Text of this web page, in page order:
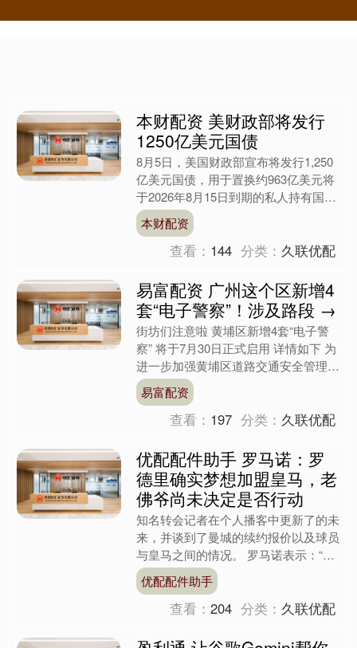
本财配资 美财政部将发行
1250亿美元国债
8月5日，美国财政部宣布将发行1,250
亿美元国债，用于置换约963亿美元将
于2026年8月15日到期的私人持有国库
券和债券。其表示，此次发行将从私人
投资者手中....
本财配资
查看： 144 分类： 久联优配
易富配资 广州这个区新增4
套“电子警察”！涉及路段 →
街坊们注意啦 黄埔区新增4套“电子警
察” 将于7月30日正式启用 详情如下 为
进一步加强黄埔区道路交通安全管理，
规范道路交通通行秩序，黄埔公安交管
部门启用4套“....
易富配资
查看： 197 分类： 久联优配
优配配件助手 罗马诺：罗
德里确实梦想加盟皇马，老
佛爷尚未决定是否行动
知名转会记者在个人播客中更新了的未
来，并谈到了曼城的续约报价以及球员
与皇马之间的情况。 罗马诺表示：“接
下来，我再向大家更新两条消息。第一
条是关于罗德里的。 罗....
优配配件助手
查看：204 分类： 久联优配